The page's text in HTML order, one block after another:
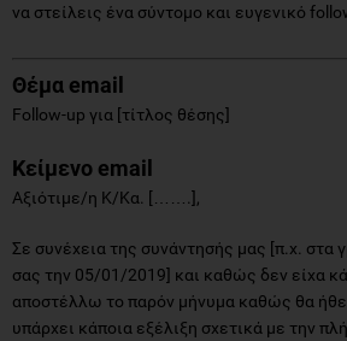
να στείλεις ένα σύντομο και ευγενικό
Θέμα email
Follow-up για [τίτλος θέσης]
Κείμενο email
Αξιότιμε/η Κ/Κα. […….],
Σε συνέχεια της συνάντησής μας [π.χ. στα
σας την 05/01/2019] και καθώς δεν είχα
αποστέλλω το παρόν μήνυμα καθώς θα
υπάρχει κάποια εξέλιξη σχετικά με την